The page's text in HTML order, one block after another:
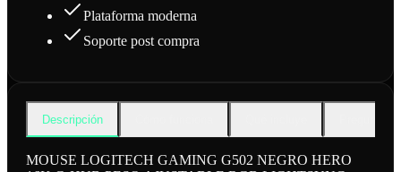
Plataforma moderna
Soporte post compra
Descripción
MOUSE LOGITECH GAMING G502 NEGRO HERO